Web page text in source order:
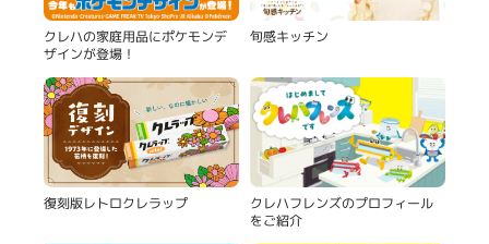
クレハの家庭用品にポケモンデ
ザインが登場！
旬感キッチン
復刻版レトロクレラップ クレハフレンズのプロフィール
をご紹介